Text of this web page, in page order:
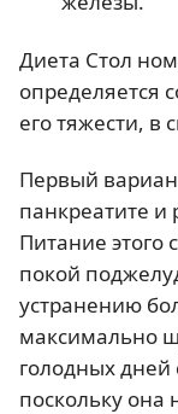
Диета Стол
определяется
его тяжести, в
Первый
панкреатите и
Питание этого
покой
устранению
максимально
голодных дней
поскольку она